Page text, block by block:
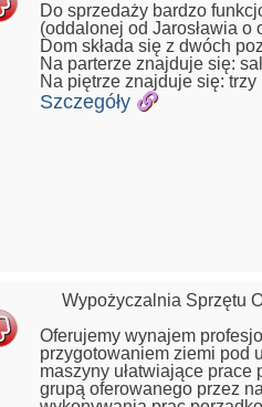
Do sprzedaży bardzo
(oddalonej od Jarosławia o
Dom składa się z dwóch
Na parterze znajduje się:
Na piętrze znajduje się:
Szczegóły
Wypożyczalnia Sprzętu
Oferujemy wynajem
przygotowaniem ziemi pod
maszyny ułatwiające
grupą oferowanego przez